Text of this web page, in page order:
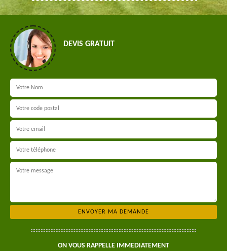
DEVIS GRATUIT
ON VOUS RAPPELLE IMMEDIATEMENT